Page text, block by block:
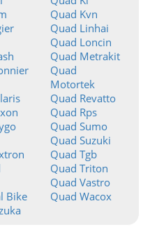
Quad Kvn
Quad Linhai
Quad Loncin
Quad Metrakit
Quad
Motortek
Quad Revatto
Quad Rps
Quad Sumo
Quad Suzuki
Quad Tgb
Quad Triton
Bike
Quad Vastro
Quad Wacox